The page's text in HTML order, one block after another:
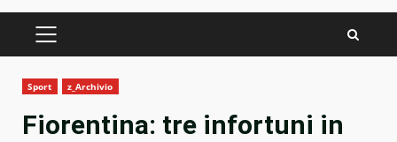
PRIMARY
Sport z_Archivio
Fiorentina: tre infortuni in